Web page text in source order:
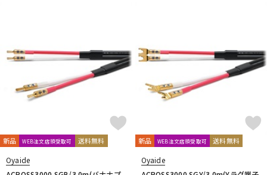
新品 WEB注文店頭受取可 送料無料
Oyaide
新品 WEB注文店頭受取可 送料無料
Oyaide